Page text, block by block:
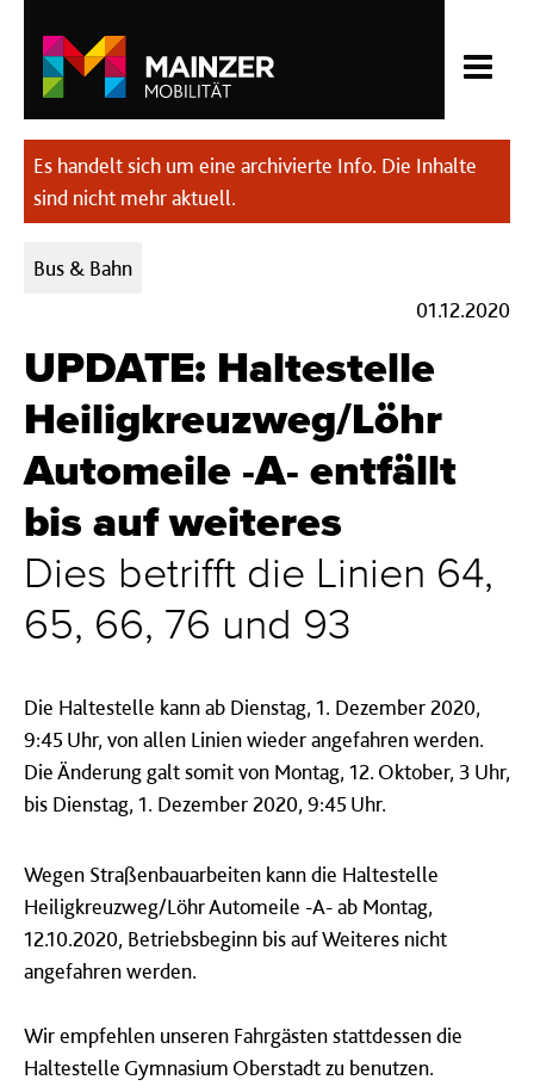
Es handelt sich um eine archivierte Info. Die Inhalte
sind nicht mehr aktuell.
Kategorien:
Bus & Bahn
01.12.2020
UPDATE: Haltestelle
Heiligkreuzweg/Löhr
Automeile -A- entfällt
bis auf weiteres
Dies betrifft die Linien 64,
65, 66, 76 und 93
Die Haltestelle kann ab Dienstag, 1. Dezember 2020,
9:45 Uhr, von allen Linien wieder angefahren werden.
Die Änderung galt somit von Montag, 12. Oktober, 3 Uhr,
bis Dienstag, 1. Dezember 2020, 9:45 Uhr.
Wegen Straßenbauarbeiten kann die Haltestelle
Heiligkreuzweg/Löhr Automeile -A- ab Montag,
12.10.2020, Betriebsbeginn bis auf Weiteres nicht
angefahren werden.
Wir empfehlen unseren Fahrgästen stattdessen die
Haltestelle Gymnasium Oberstadt zu benutzen.